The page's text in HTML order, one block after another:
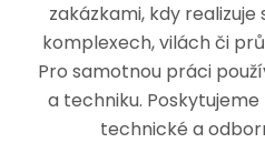
zakázkami, kdy
komplexech, vilách či
Pro samotnou práci
a techniku.
technické a